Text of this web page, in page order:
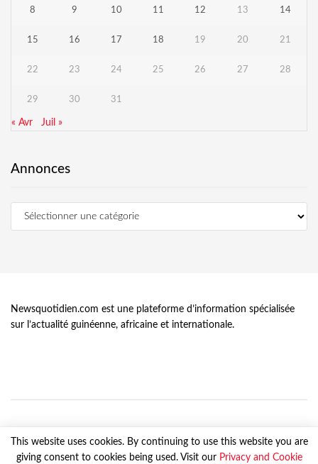
8 9 10 11 12 13 14
15 16 17 18 19 20 21
22 23 24 25 26 27 28
29 30 31
« Avr Juil »
Annonces
Newsquotidien.com est une plateforme d’information spécialisée
sur l’actualité guinéenne, africaine et internationale.
© Newsquotidien.com, tous droits réservés
This website uses cookies. By continuing to use this website you are
giving consent to cookies being used. Visit our Privacy and Cookie